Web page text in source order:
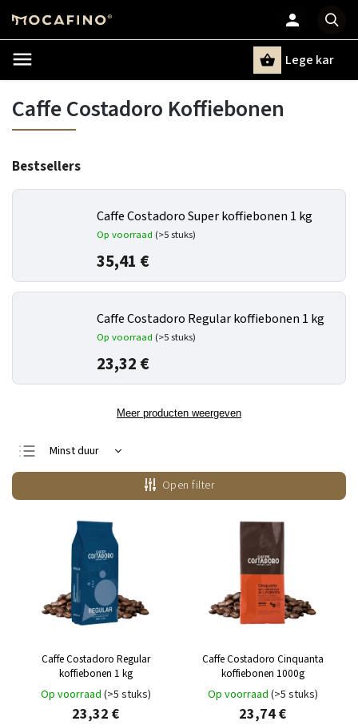
Lege kar
Caffe Costadoro Koffiebonen
Bestsellers
Caffe Costadoro Super koffiebonen 1 kg
Op voorraad (>5 stuks)
35,41 €
Caffe Costadoro Regular koffiebonen 1 kg
Op voorraad (>5 stuks)
23,32 €
Meer producten weergeven
Minst duur
Duurste
Bestsellers
Alfabetisch
Open filter
Caffe Costadoro Regular
koffiebonen 1 kg
Op voorraad (>5 stuks)
23,32 €
Caffe Costadoro Cinquanta
koffiebonen 1000g
Op voorraad (>5 stuks)
23,74 €